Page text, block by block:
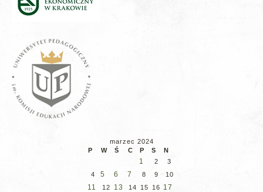
marzec 2024
P
W Ś C P S N
1 2
3
4
5 6 7 8 9 10
11 12 13 14 15 16 17